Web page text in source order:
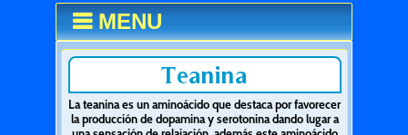
MENU
Teanina
La teanina es un aminoácido que destaca por favorecer
la producción de dopamina y serotonina dando lugar a